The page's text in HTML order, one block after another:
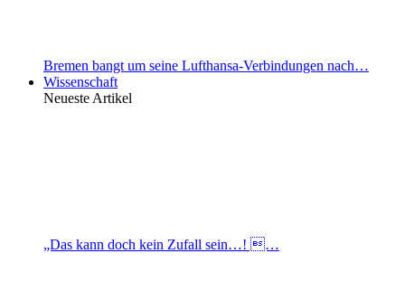
Bremen bangt um seine Lufthansa-Verbindungen nach…
Wissenschaft
Neueste Artikel
„Das kann doch kein Zufall sein…! …